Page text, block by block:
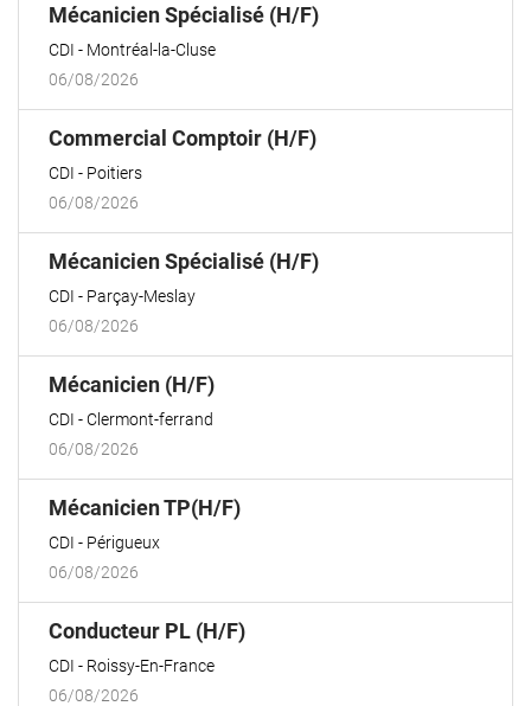
Mécanicien Spécialisé (H/F)(Nouvelle
CDI
Montréal-la-Cluse
06/08/2026
Commercial Comptoir (H/F)(Nouvelle
CDI
Poitiers
06/08/2026
Mécanicien Spécialisé (H/F)(Nouvelle
CDI
Parçay-Meslay
06/08/2026
Mécanicien (H/F)(Nouvelle
CDI
Clermont-ferrand
06/08/2026
Mécanicien TP(H/F)(Nouvelle
CDI
Périgueux
06/08/2026
Conducteur PL (H/F)(Nouvelle
CDI
Roissy-En-France
06/08/2026